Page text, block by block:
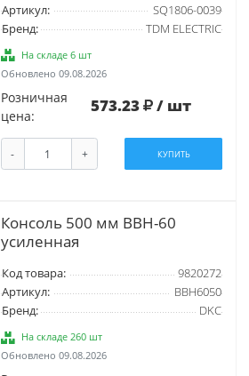
Артикул:
SQ1806-0039
Бренд:
TDM ELECTRIC
На складе 6 шт
Обновлено 09.08.2026
Розничная
цена:
573.23 / шт
- + КУПИТЬ
Консоль 500 мм BBH-60
усиленная
Код товара:
9820272
Артикул:
BBH6050
Бренд:
DKC
На складе 260 шт
Обновлено 09.08.2026